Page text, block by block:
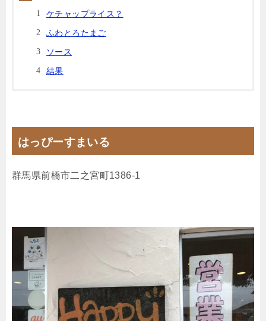
ケチャップライス？
ふわとろたまご
ソース
結果
はっぴーすまいる
群馬県前橋市二之宮町1386-1